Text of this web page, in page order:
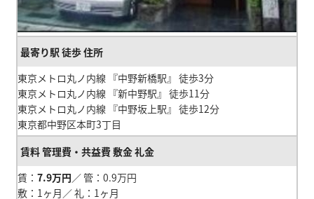
東京メトロ丸ノ内線 『中野新橋駅』 徒歩3分
東京メトロ丸ノ内線 『新中野駅』 徒歩11分
東京メトロ丸ノ内線 『中野坂上駅』 徒歩12分
東京都中野区本町3丁目
賃： 7.9万円／ 管：0.9万円
敷：1ヶ月／ 礼：1ヶ月